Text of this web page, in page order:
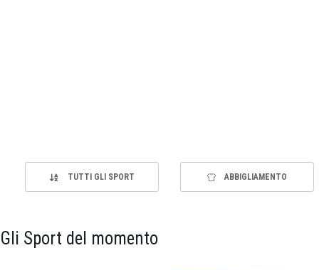
TUTTI GLI SPORT ABBIGLIAMENTO
Gli Sport del momento